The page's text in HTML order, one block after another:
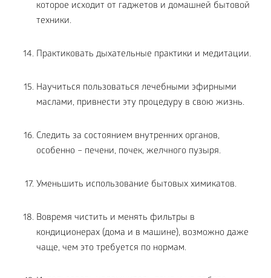
которое исходит от гаджетов и домашней бытовой
техники.
Практиковать дыхательные практики и медитации.
Научиться пользоваться лечебными эфирными
маслами, привнести эту процедуру в свою жизнь.
Следить за состоянием внутренних органов,
особенно – печени, почек, желчного пузыря.
Уменьшить использование бытовых химикатов.
Вовремя чистить и менять фильтры в
кондиционерах (дома и в машине), возможно даже
чаще, чем это требуется по нормам.